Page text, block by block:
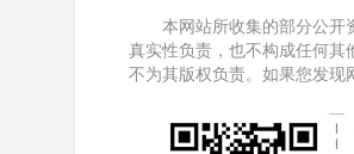
本网站所收集的部分公开
真实性负责，也不构成任何其
不为其版权负责。如果您发现